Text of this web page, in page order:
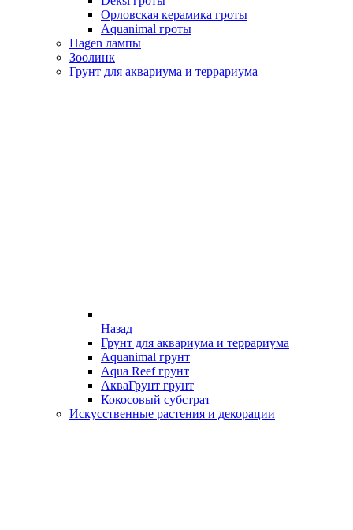
Орловская керамика гроты
Aquanimal гроты
Hagen лампы
Зоолинк
Грунт для аквариума и террариума
Назад
Грунт для аквариума и террариума
Aquanimal грунт
Aqua Reef грунт
АкваГрунт грунт
Кокосовый субстрат
Искусственные растения и декорации